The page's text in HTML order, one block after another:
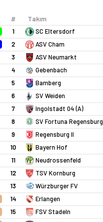
# Takım
1 SC Eltersdorf
2 ASV Cham
3 ASV Neumarkt
4 Gebenbach
5 Bamberg
6 SV Weiden
7 Ingolstadt 04 (A)
8 SV Fortuna Regensburg
9 Regensburg II
10 Bayern Hof
11 Neudrossenfeld
12 TSV Kornburg
13 Würzburger FV
14 Erlangen
15 FSV Stadeln